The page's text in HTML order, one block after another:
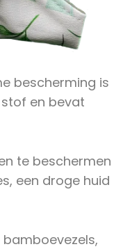
bescherming is
en bevat
te beschermen
een droge huid